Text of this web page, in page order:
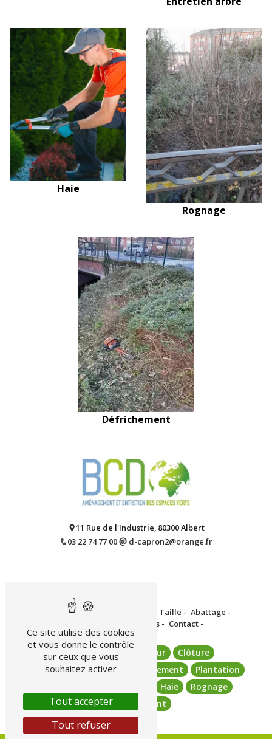
Haie
Rognage
Défrichement
11 Rue de l'Industrie, 80300 Albert
03 22 74 77 00
d-capron2@orange.fr
Accueil - Tonte de pelouse - Taille - Abattage -
Réalisations - Contact -
Aménagement extérieur
Clôture
Installation portail
Terrassement
Plantation
Haie
Rognage
Défrichement
Ce site utilise des cookies
et vous donne le contrôle
sur ceux que vous
souhaitez activer
Tout accepter
Tout refuser